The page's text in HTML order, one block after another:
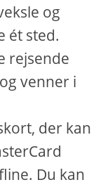
og
ét sted.
rejsende
venner i
der kan
Du kan